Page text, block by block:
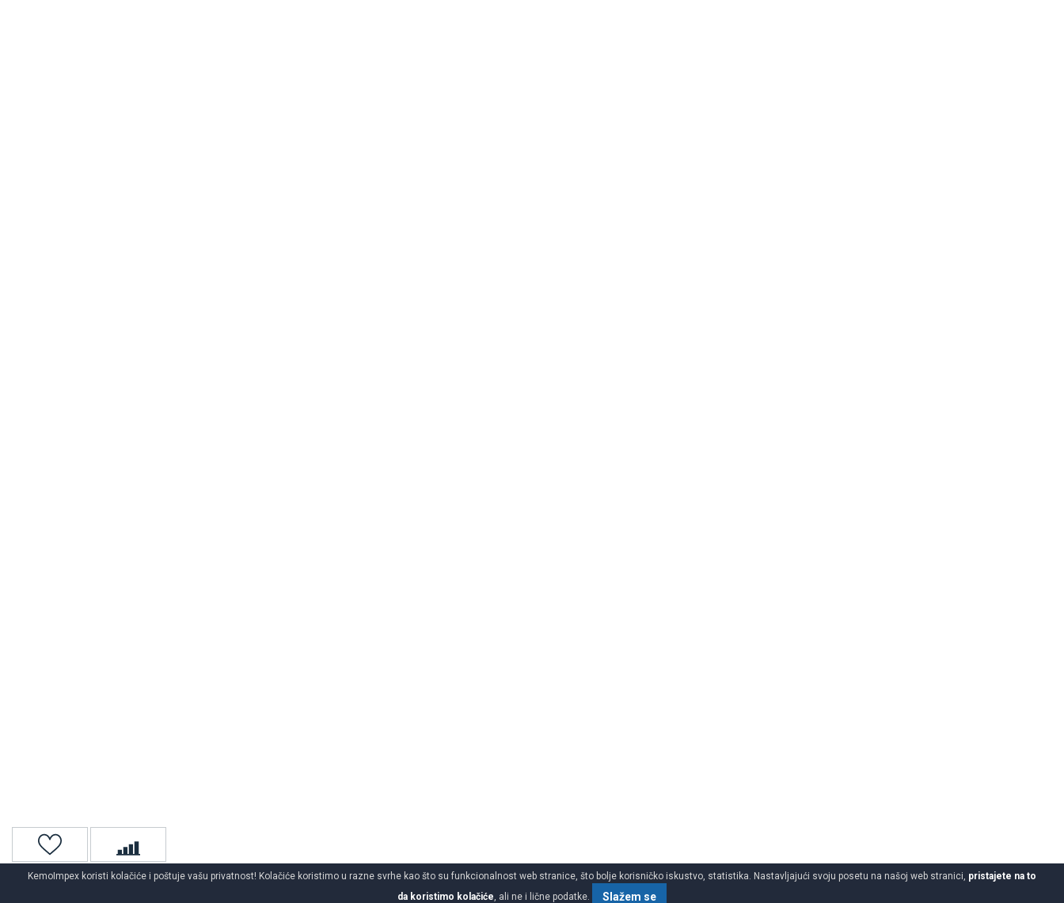
KemoImpex koristi kolačiće i poštuje vašu privatnost! Kolačiće koristimo u razne svrhe kao što su funkcionalnost web stranice, što bolje korisničko iskustvo, statistika. Nastavljajući svoju posetu na našoj web stranici, pristajete na to
da koristimo kolačiće , ali ne i lične podatke. Slažem se